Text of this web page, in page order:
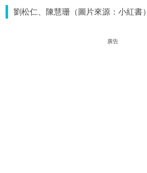
劉松仁、陳慧珊（圖片來源：小紅書）
廣告